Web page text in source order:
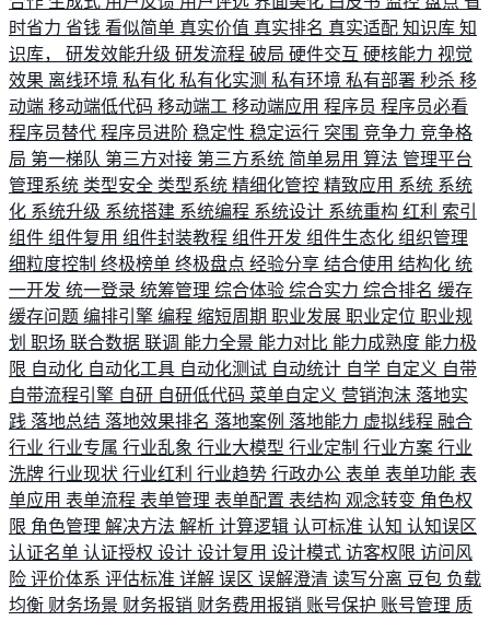
时省力 省钱 看似简单 真实价值 真实排名 真实适配 知识库 知
识库， 研发效能升级 研发流程 破局 硬件交互 硬核能力 视觉
效果 离线环境 私有化 私有化实测 私有环境 私有部署 秒杀 移
动端 移动端低代码 移动端工 移动端应用 程序员 程序员必看
程序员替代 程序员进阶 稳定性 稳定运行 突围 竞争力 竞争格
局 第一梯队 第三方对接 第三方系统 简单易用 算法 管理平台
管理系统 类型安全 类型系统 精细化管控 精致应用 系统 系统
化 系统升级 系统搭建 系统编程 系统设计 系统重构 红利 索引
组件 组件复用 组件封装教程 组件开发 组件生态化 组织管理
细粒度控制 终极榜单 终极盘点 经验分享 结合使用 结构化 统
一开发 统一登录 统筹管理 综合体验 综合实力 综合排名 缓存
缓存问题 编排引擎 编程 缩短周期 职业发展 职业定位 职业规
划 职场 联合数据 联调 能力全景 能力对比 能力成熟度 能力极
限 自动化 自动化工具 自动化测试 自动统计 自学 自定义 自带
自带流程引擎 自研 自研低代码 菜单自定义 营销泡沫 落地实
践 落地总结 落地效果排名 落地案例 落地能力 虚拟线程 融合
行业 行业专属 行业乱象 行业大模型 行业定制 行业方案 行业
洗牌 行业现状 行业红利 行业趋势 行政办公 表单 表单功能 表
单应用 表单流程 表单管理 表单配置 表结构 观念转变 角色权
限 角色管理 解决方法 解析 计算逻辑 认可标准 认知 认知误区
认证名单 认证授权 设计 设计复用 设计模式 访客权限 访问风
险 评价体系 评估标准 详解 误区 误解澄清 读写分离 豆包 负载
均衡 财务场景 财务报销 财务费用报销 账号保护 账号管理 质